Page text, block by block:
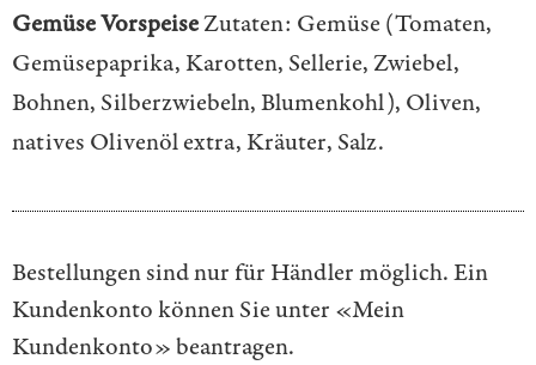
Gemüse VorspeiseZutaten: Gemüse (Tomaten,
Gemüsepaprika, Karotten, Sellerie, Zwiebel,
Bohnen, Silberzwiebeln, Blumenkohl), Oliven,
natives Olivenöl extra, Kräuter, Salz.
Bestellungen sind nur für Händler möglich. Ein
Kundenkonto können Sie unter «Mein
Kundenkonto»beantragen.